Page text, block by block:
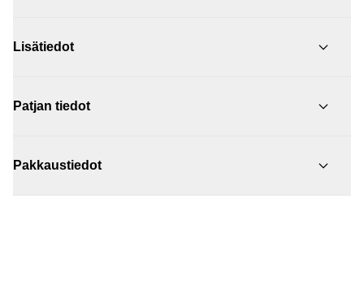
Lisätiedot
Patjan tiedot
Pakkaustiedot